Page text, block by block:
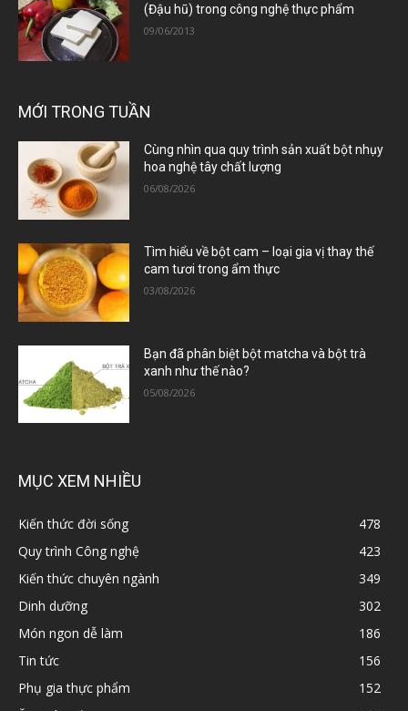
(Đậu hũ) trong công nghệ thực phẩm
09/06/2013
MỚI TRONG TUẦN
Cùng nhìn qua quy trình sản xuất bột nhụy
hoa nghệ tây chất lượng
06/08/2026
Tìm hiểu về bột cam – loại gia vị thay thế
cam tươi trong ẩm thực
03/08/2026
Bạn đã phân biệt bột matcha và bột trà
xanh như thế nào?
05/08/2026
MỤC XEM NHIỀU
Kiến thức đời sống
478
Quy trình Công nghệ
423
Kiến thức chuyên ngành
349
Dinh dưỡng
302
Món ngon dễ làm
186
Tin tức
156
Phụ gia thực phẩm
152